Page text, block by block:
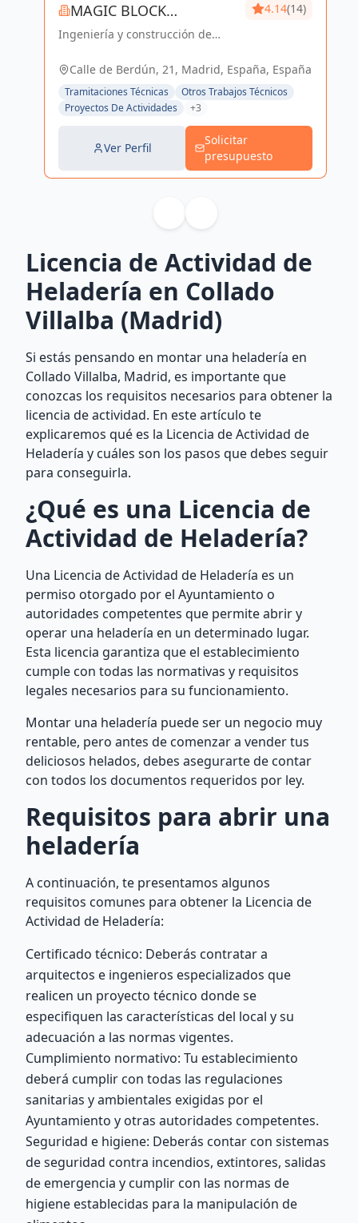
MAGIC BLOCK
ENGINEERS
Ingeniería y construcción de
en Madrid y Sevilla La Nueva.
4.14(14)
Calle de Berdún, 21, Madrid, España, España
Tramitaciones Técnicas
Otros Trabajos Técnicos
Proyectos De Actividades
+3
Ver Perfil
Solicitar
presupuesto
Licencia de Actividad de
Heladería en Collado
Villalba (Madrid)
Si estás pensando en montar una heladería en
Collado Villalba, Madrid, es importante que
conozcas los requisitos necesarios para obtener la
licencia de actividad. En este artículo te
explicaremos qué es la Licencia de Actividad de
Heladería y cuáles son los pasos que debes seguir
para conseguirla.
¿Qué es una Licencia de
Actividad de Heladería?
Una Licencia de Actividad de Heladería es un
permiso otorgado por el Ayuntamiento o
autoridades competentes que permite abrir y
operar una heladería en un determinado lugar.
Esta licencia garantiza que el establecimiento
cumple con todas las normativas y requisitos
legales necesarios para su funcionamiento.
Montar una heladería puede ser un negocio muy
rentable, pero antes de comenzar a vender tus
deliciosos helados, debes asegurarte de contar
con todos los documentos requeridos por ley.
Requisitos para abrir una
heladería
A continuación, te presentamos algunos
requisitos comunes para obtener la Licencia de
Actividad de Heladería:
Certificado técnico: Deberás contratar a
arquitectos e ingenieros especializados que
realicen un proyecto técnico donde se
especifiquen las características del local y su
adecuación a las normas vigentes.
Cumplimiento normativo: Tu establecimiento
deberá cumplir con todas las regulaciones
sanitarias y ambientales exigidas por el
Ayuntamiento y otras autoridades competentes.
Seguridad e higiene: Deberás contar con sistemas
de seguridad contra incendios, extintores, salidas
de emergencia y cumplir con las normas de
higiene establecidas para la manipulación de